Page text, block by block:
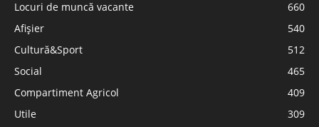
Locuri de muncă vacante
660
Afișier
540
Cultură&Sport
512
Social
465
Compartiment Agricol
409
Utile
309